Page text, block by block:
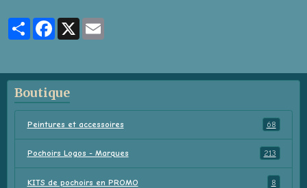
PartagerFacebook
Boutique
Peintures et accessoires 68
Pochoirs Logos - Marques 213
KITS de pochoirs en PROMO 8